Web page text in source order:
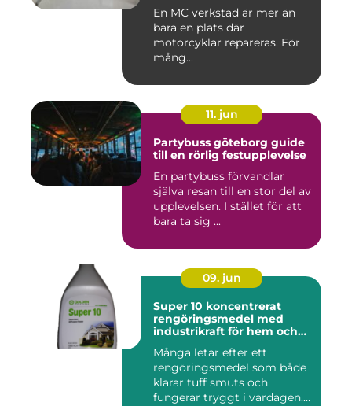
En MC verkstad är mer än
bara en plats där
motorcyklar repareras. För
mång...
11. jun
Partybuss göteborg guide
till en rörlig festupplevelse
En partybuss förvandlar
själva resan till en stor del av
upplevelsen. I stället för att
bara ta sig ...
09. jun
Super 10 koncentrerat
rengöringsmedel med
industrikraft för hem och
Många letar efter ett
rengöringsmedel som både
klarar tuff smuts och
fungerar tryggt i vardagen.